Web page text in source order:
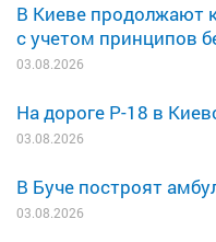
В Киеве продолжают
с учетом принципов
03.08.2026
На дороге Р-18 в
03.08.2026
В Буче построят
03.08.2026